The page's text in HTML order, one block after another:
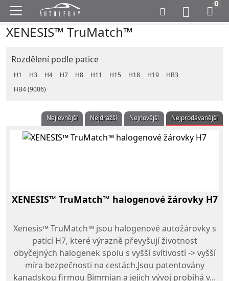
0
XENESIS™ TruMatch™
Rozdělení podle patice
H1 H3 H4 H7 H8 H11 H15 H18 H19
HB3
HB4 (9006)
Nejlevnější Nejdražší Nejnovější Nejprodávanější
XENESIS™ TruMatch™ halogenové žárovky H7
Xenesis™ TruMatch™ jsou halogenové autožárovky s
paticí H7, které výrazně převyšují životnost
obyčejných halogenek spolu s vyšší svítivostí -> vyšší
míra bezpečnosti na cestách.Jsou patentovány
kanadskou firmou Bimmian a jejich vývoj probíhá v...